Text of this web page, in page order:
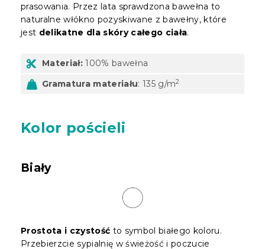
prasowania. Przez lata sprawdzona bawełna to
naturalne włókno pozyskiwane z bawełny, które
jest delikatne dla skóry całego ciała.
Materiał: 100% bawełna
Gramatura materiału: 135 g/m2
Kolor pościeli
Biały
Prostota i czystość to symbol białego koloru.
Przebierzcie sypialnię w świeżość i poczucie